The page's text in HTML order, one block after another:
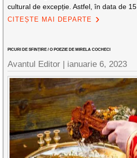
cultural de excepție. Astfel, în data de 15
CITEȘTE MAI DEPARTE
PICURI DE SFINȚIRE / O POEZIE DE MIRELA COCHECI
Avantul Editor | ianuarie 6, 2023